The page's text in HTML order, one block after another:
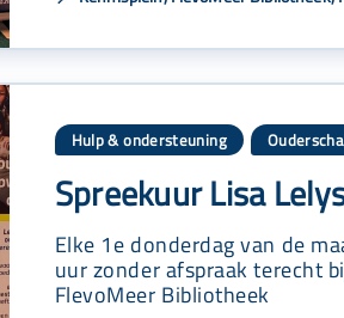
Hulp & ondersteuning
Spreekuur Lisa
Elke 1e donderdag van de
uur zonder afspraak terecht
FlevoMeer Bibliotheek